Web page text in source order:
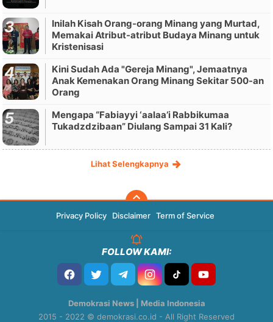
Inilah Kisah Orang-orang Minang yang Murtad,
Memakai Atribut-atribut Budaya Minang untuk
Kristenisasi
Kini Sudah Ada "Gereja Minang", Jemaatnya
Anak Kemenakan Orang Minang Sekitar 500-an
Orang
Mengapa “Fabiayyi ‘aalaa’i Rabbikumaa
Tukadzdzibaan” Diulang Sampai 31 Kali?
Lihat Selengkapnya
Privacy Policy Disclaimer Term of Service
FOLLOW KAMI:
Demokrasi News | Media Indonesia
2015 - 2022 © demokrasi.co.id - All Right Reserved